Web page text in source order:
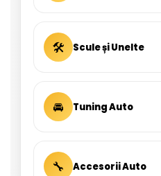
🛠 Scule și Unelte
🚘 Tuning Auto
🔧 Accesorii Auto